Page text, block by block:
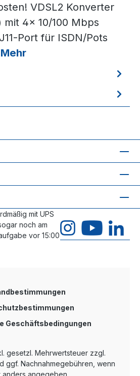
VDSL2 Konverter
mit 4x 10/100 Mbps
Port für ISDN/Pots
Mehr
mit UPS
noch am
vor 15:00
Geschäftsbedingungen
gesetzl. Mehrwertsteuer zzgl.
ggf. Nachnahmegebühren, wenn